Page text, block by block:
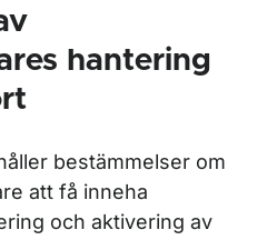
hantering
bestämmelser om
att få inneha
och aktivering av